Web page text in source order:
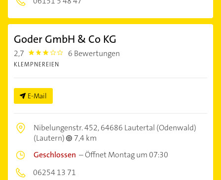
Goder GmbH & Co KG
2,7 2.7 6 Bewertungen
KLEMPNEREIEN
E-Mail
Nibelungenstr. 452,64686 Lautertal (Odenwald)
(Lautern)
7,4 km
Geschlossen –Öffnet Montag um 07:30
06254 13 71